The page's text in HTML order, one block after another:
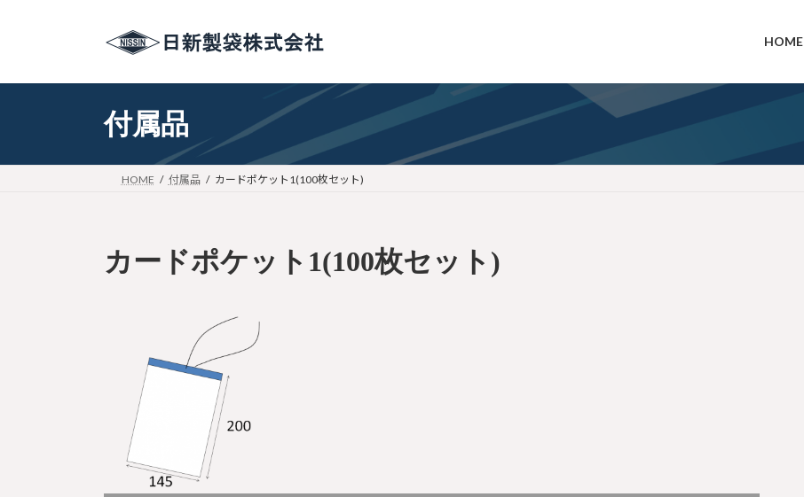
HOME
付属品
HOME 付属品 カードポケット1(100枚セット)
カードポケット1(100枚セット)